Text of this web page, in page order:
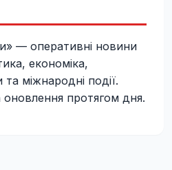
— оперативні новини
економіка,
та міжнародні події.
оновлення протягом дня.